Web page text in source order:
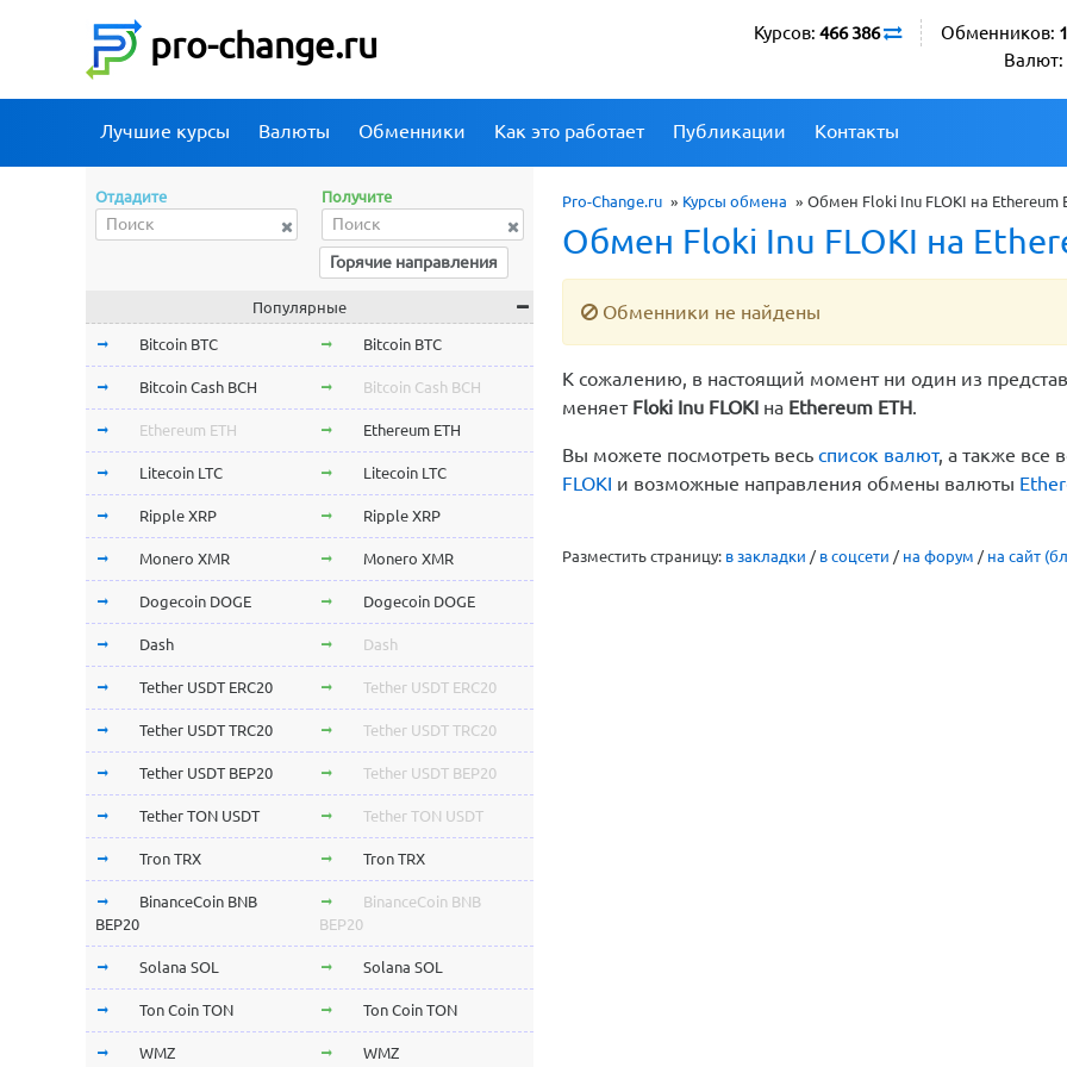
pro-change.ru Обменников:
Валют:
Курсов: 466 386
Лучшие курсы Валюты Обменники Как это работает Публикации Контакты
Pro-Change.ru » Курсы обмена » Обмен Floki Inu FLOKI на Ethereum
Обмен Floki Inu FLOKI на
Обменники не найдены
К сожалению, в настоящий момент ни один из
меняет Floki Inu FLOKI на Ethereum ETH.
Вы можете посмотреть весь список валют, а также
FLOKI и возможные направления обмены валюты
Разместить страницу: в закладки / в соцсети / на форум / на сайт
Отдадите Получите
Горячие направления
Популярные
Bitcoin BTC Bitcoin BTC
Bitcoin Cash BCH Bitcoin Cash BCH
Ethereum ETH Ethereum ETH
Litecoin LTC Litecoin LTC
Ripple XRP Ripple XRP
Monero XMR Monero XMR
Dogecoin DOGE Dogecoin DOGE
Dash Dash
Tether USDT ERC20 Tether USDT ERC20
Tether USDT TRC20 Tether USDT TRC20
Tether USDT BEP20 Tether USDT BEP20
Tether TON USDT Tether TON USDT
Tron TRX Tron TRX
BinanceCoin BNB
BEP20
BinanceCoin BNB
BEP20
Solana SOL Solana SOL
Ton Coin TON Ton Coin TON
WMZ WMZ